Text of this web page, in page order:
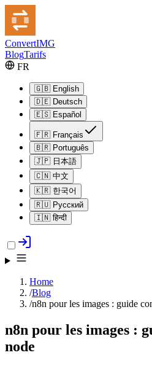
ConvertIMG
BlogTarifs
FR
🇬🇧 English
🇩🇪 Deutsch
🇪🇸 Español
🇫🇷 Français
🇧🇷 Português
🇯🇵 日本語
🇨🇳 中文
🇰🇷 한국어
🇷🇺 Русский
🇮🇳 हिन्दी
Home
/Blog
/n8n pour les images : guide
n8n pour les images :
node